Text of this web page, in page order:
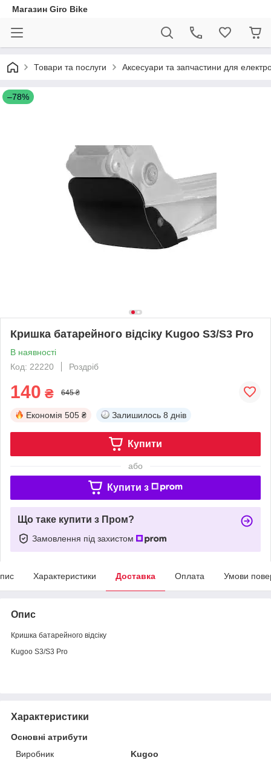
Магазин Giro Bike
Товари та послуги Аксесуари та запчастини для
–78%
Кришка батарейного відсіку Kugoo S3/S3 Pro
В наявності
Код: 22220
Роздріб
140 ₴ 645 ₴
Економія 505 ₴ Залишилось 8 днів
Купити
або
Купити з
Що таке купити з Пром?
Замовлення під захистом
Характеристики Доставка Оплата Умови
Опис
Кришка батарейного відсіку
Kugoo S3/S3 Pro
Характеристики
Основні атрибути
Виробник
Kugoo